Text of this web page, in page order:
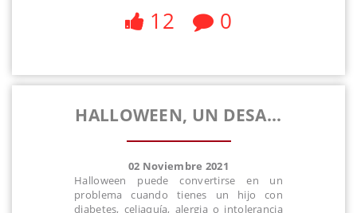
12 0
HALLOWEEN, UN DESA...
02 Noviembre 2021
Halloween puede convertirse en un
problema cuando tienes un hijo con
diabetes, celiaquía, alergia o intolerancia